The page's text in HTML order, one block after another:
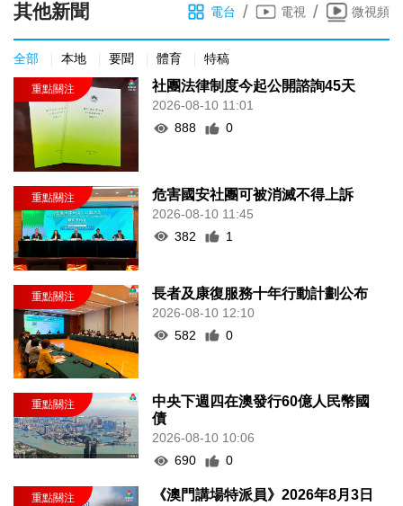
其他新聞 電台 / 電視 / 微視頻
全部 本地 要聞 體育 特稿
社團法律制度今起公開諮詢45天
2026-08-10 11:01
888
0
危害國安社團可被消滅不得上訴
2026-08-10 11:45
382
1
長者及康復服務十年行動計劃公布
2026-08-10 12:10
582
0
中央下週四在澳發行60億人民幣國
債
2026-08-10 10:06
690
0
《澳門講場特派員》2026年8月3日